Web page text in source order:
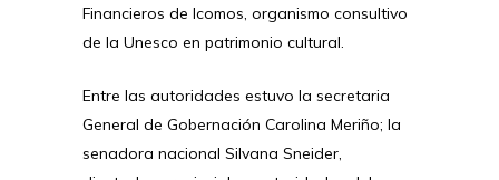
Financieros de Icomos, organismo consultivo
de la Unesco en patrimonio cultural.
Entre las autoridades estuvo la secretaria
General de Gobernación Carolina Meriño; la
senadora nacional Silvana Sneider,